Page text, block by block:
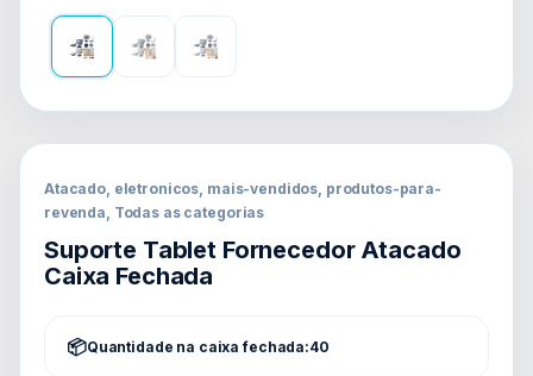
Atacado, eletronicos, mais-vendidos, produtos-para-
revenda, Todas as categorias
Suporte Tablet Fornecedor Atacado
Caixa Fechada
Quantidade na caixa fechada:40